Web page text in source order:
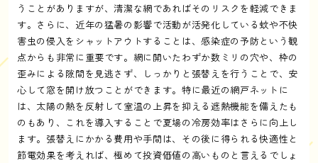
うことがありますが、清潔な網であればそのリスクを軽減できま
す。さらに、近年の猛暑の影響で活動が活発化している蚊や不快
害虫の侵入をシャットアウトすることは、感染症の予防という観
点からも非常に重要です。網に開いたわずか数ミリの穴や、枠の
歪みによる隙間を見逃さず、しっかりと張替えを行うことで、安
心して窓を開け放つことができます。特に最近の網戸ネットに
は、太陽の熱を反射して室温の上昇を抑える遮熱機能を備えたも
のもあり、これを導入することで夏場の冷房効率はさらに向上し
ます。張替えにかかる費用や手間は、その後に得られる快適性と
節電効果を考えれば、極めて投資価値の高いものと言えるでしょ